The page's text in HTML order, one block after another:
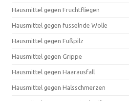
Hausmittel gegen Fruchtfliegen
Hausmittel gegen fusselnde Wolle
Hausmittel gegen Fußpilz
Hausmittel gegen Grippe
Hausmittel gegen Haarausfall
Hausmittel gegen Halsschmerzen